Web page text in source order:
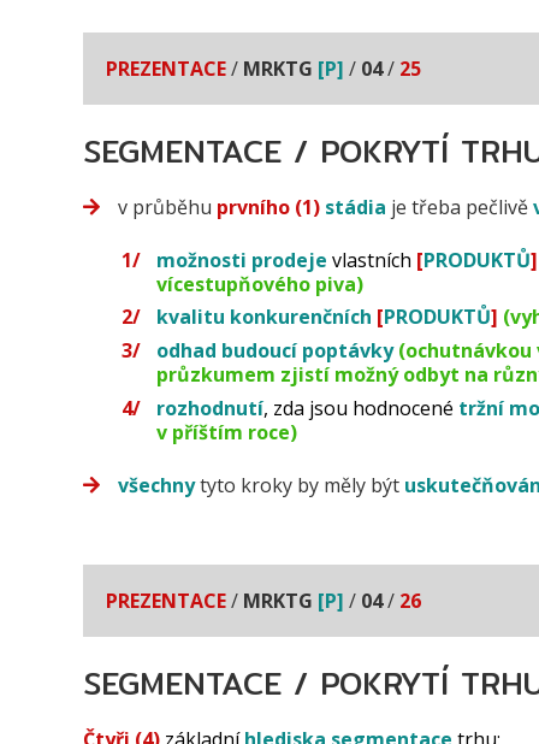
PREZENTACE/ MRKTG [P] / 04/ 25
SEGMENTACE / POKRYTÍ
v průběhu prvního (1) stádia je třeba pečlivě
možnosti prodeje vlastních [PRODUKTŮ]
vícestupňového piva)
kvalitu konkurenčních [PRODUKTŮ]
odhad budoucí poptávky
průzkumem zjistí možný odbyt na
rozhodnutí, zda jsou hodnocené tržní
v příštím roce)
všechnytyto kroky by měly být
PREZENTACE/ MRKTG [P] / 04/ 26
SEGMENTACE / POKRYTÍ